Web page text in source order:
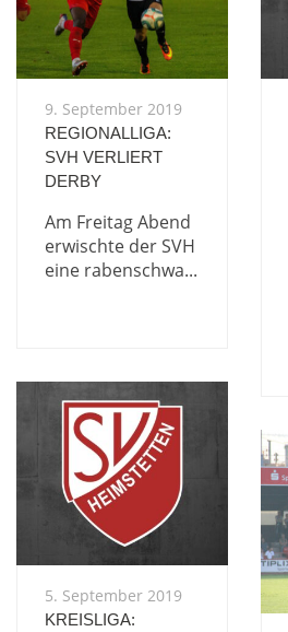
9. September 2019
REGIONALLIGA:
SVH VERLIERT
DERBY
Am Freitag Abend
erwischte der SVH
eine rabenschwa...
5. September 2019
KREISLIGA: